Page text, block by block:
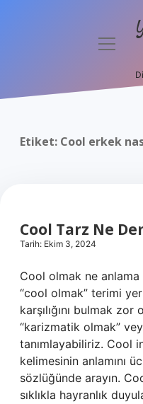
Politikası
menüyü
Etiket: Cool erkek
Cool Tarz Ne
Tarih: Ekim 3, 2024
Cool olmak ne
“cool olmak” terimi
karşılığını bulmak zor
“karizmatik olmak”
tanımlayabiliriz. Cool
kelimesinin anlamını
sözlüğünde arayın.
sıklıkla hayranlık